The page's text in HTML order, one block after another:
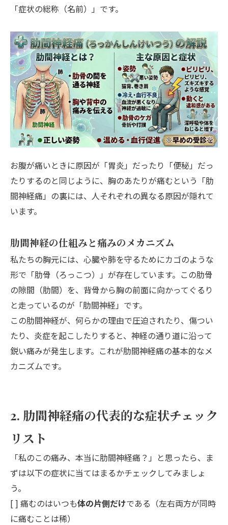
「症状の総称（名前）」です。
お腹が痛いときに原因が「胃炎」だったり「便秘」だっ
たりするのと同じように、胸のあたりが痛むという「肋
間神経痛」の裏には、人それぞれの異なる原因が隠れて
います。
肋間神経の仕組みと痛みのメカニズム
私たちの胸元には、心臓や肺を守るためにカゴのような
形で「肋骨（ろっこつ）」が存在しています。この肋骨
の隙間（肋間）を、背骨から胸の前面に向かってぐるり
と走っているのが「肋間神経」です。
この肋間神経が、何らかの理由で圧迫されたり、傷つい
たり、炎症を起こしたりすると、神経の通り道に沿って
鋭い痛みが発生します。これが肋間神経痛の基本的なメ
カニズムです。
2. 肋間神経痛の代表的な症状チェック
リスト
「私のこの痛み、本当に肋間神経痛？」と思ったら、ま
ずは以下の症状に当てはまるかチェックしてみましょ
う。
[ ] 痛むのはいつも体の片側だけである（左右両方が同時
に痛むことは稀）